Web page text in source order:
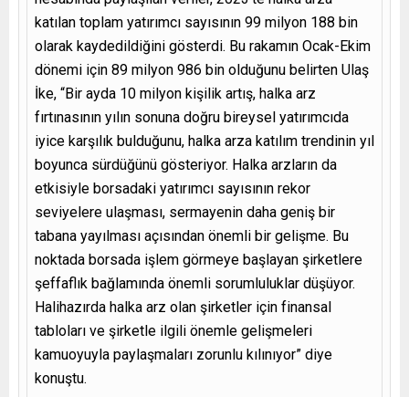
katılan toplam yatırımcı sayısının 99 milyon 188 bin
olarak kaydedildiğini gösterdi. Bu rakamın Ocak-Ekim
dönemi için 89 milyon 986 bin olduğunu belirten Ulaş
İke, “Bir ayda 10 milyon kişilik artış, halka arz
fırtınasının yılın sonuna doğru bireysel yatırımcıda
iyice karşılık bulduğunu, halka arza katılım trendinin yıl
boyunca sürdüğünü gösteriyor. Halka arzların da
etkisiyle borsadaki yatırımcı sayısının rekor
seviyelere ulaşması, sermayenin daha geniş bir
tabana yayılması açısından önemli bir gelişme. Bu
noktada borsada işlem görmeye başlayan şirketlere
şeffaflık bağlamında önemli sorumluluklar düşüyor.
Halihazırda halka arz olan şirketler için finansal
tabloları ve şirketle ilgili önemle gelişmeleri
kamuoyuyla paylaşmaları zorunlu kılınıyor” diye
konuştu.